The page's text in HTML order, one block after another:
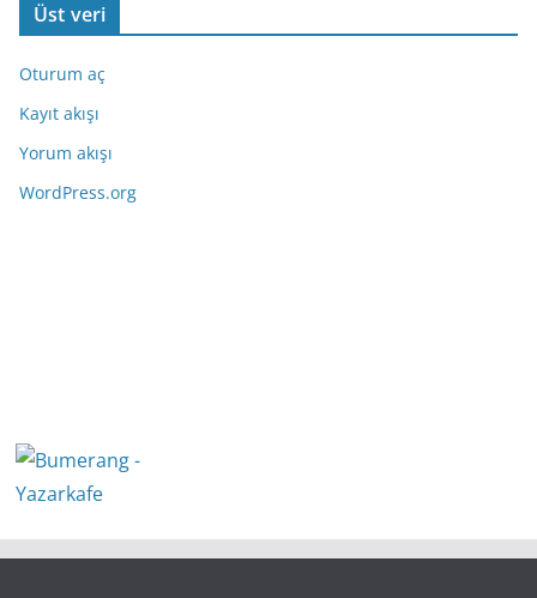
Üst veri
Oturum aç
Kayıt akışı
Yorum akışı
WordPress.org